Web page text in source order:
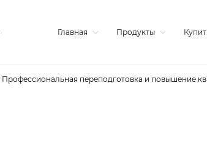
Главная Продукты
Профессиональная переподготовка и повышение